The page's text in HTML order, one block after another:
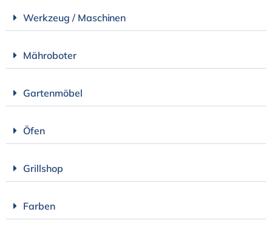
Werkzeug / Maschinen
Mähroboter
Gartenmöbel
Öfen
Grillshop
Farben